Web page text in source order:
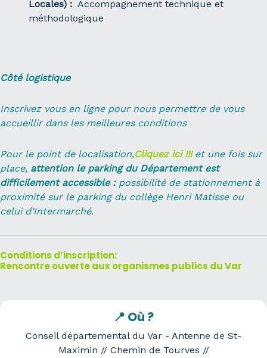
Locales) : Accompagnement technique et
méthodologique
Côté logistique
Inscrivez vous en ligne pour nous permettre de vous
accueillir dans les meilleures conditions
Pour le point de localisation,Cliquez ici !!! et une fois sur
place, attention le parking du Département est
difficilement accessible : possibilité de stationnement à
proximité sur le parking du collège Henri Matisse ou
celui d’Intermarché.
Conditions d’inscription:
Rencontre ouverte aux organismes publics du Var
📍 Où ?
Conseil départemental du Var - Antenne de St-
Maximin // Chemin de Tourves //